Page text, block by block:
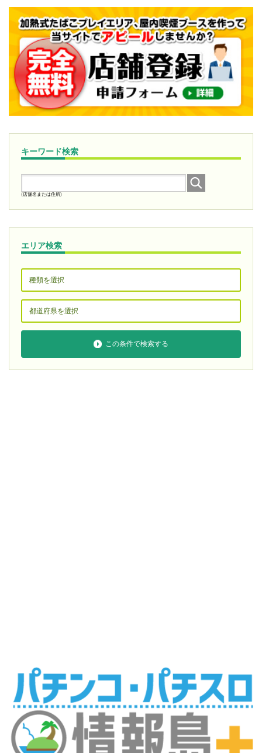
キーワード検索
(店舗名または住所)
エリア検索
この条件で検索する